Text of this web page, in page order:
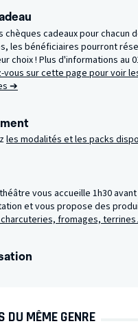
chèques cadeaux pour chacun
les bénéficiaires pourront
choix ! Plus d'informations au
vous sur cette page pour voir
➔
les modalités et les packs
vous accueille 1h30
et vous propose des
fromages,
DU MÊME GENRE